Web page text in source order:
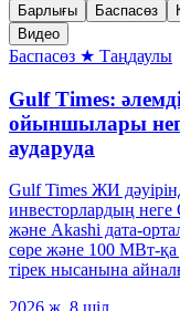
Барлығы Баспасөз
Видео
Баспасөз ★ Таңдаулы
Gulf Times:
ойыншылары
аударуда
Gulf Times ЖИ
инвесторлардың
және Akashi дата-
сөре және 100 МВт-қа
тірек нысанына